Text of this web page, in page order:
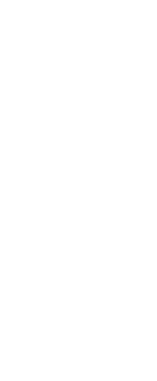
A covenant was
are we being told
So that we know
First of all, worship
Then, ’Iḥsān with